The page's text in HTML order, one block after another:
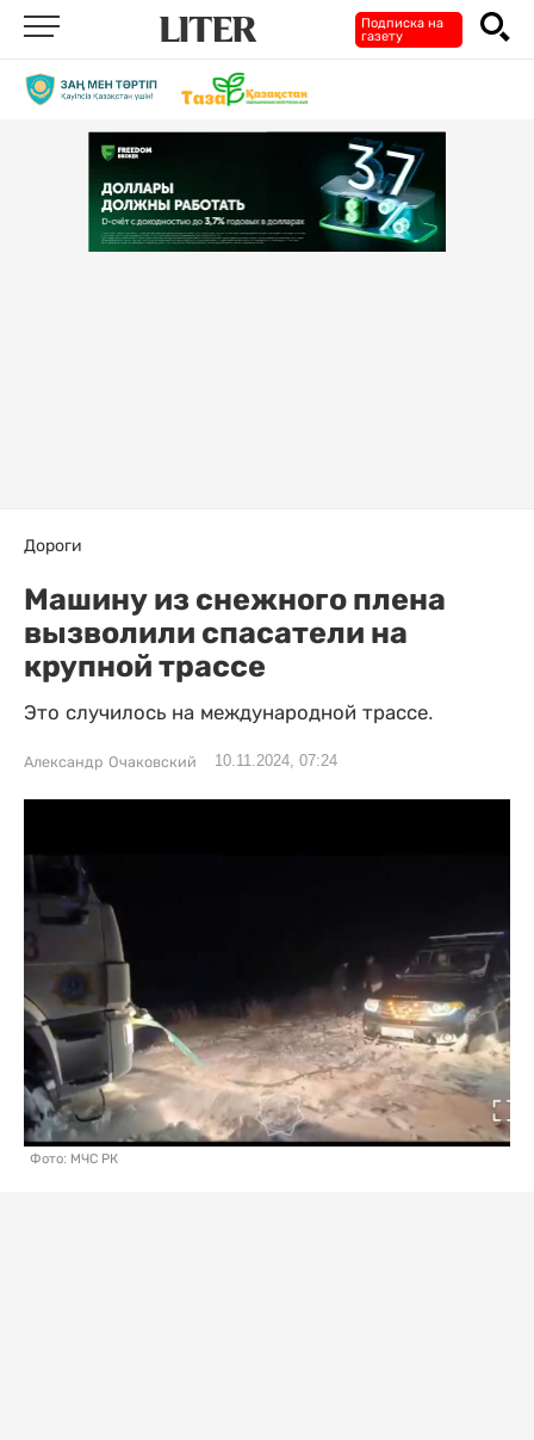
Подписка на
газету
Дороги
Машину из снежного плена
вызволили спасатели на
крупной трассе
Это случилось на международной трассе.
Александр Очаковский 10.11.2024, 07:24
Фото: МЧС РК